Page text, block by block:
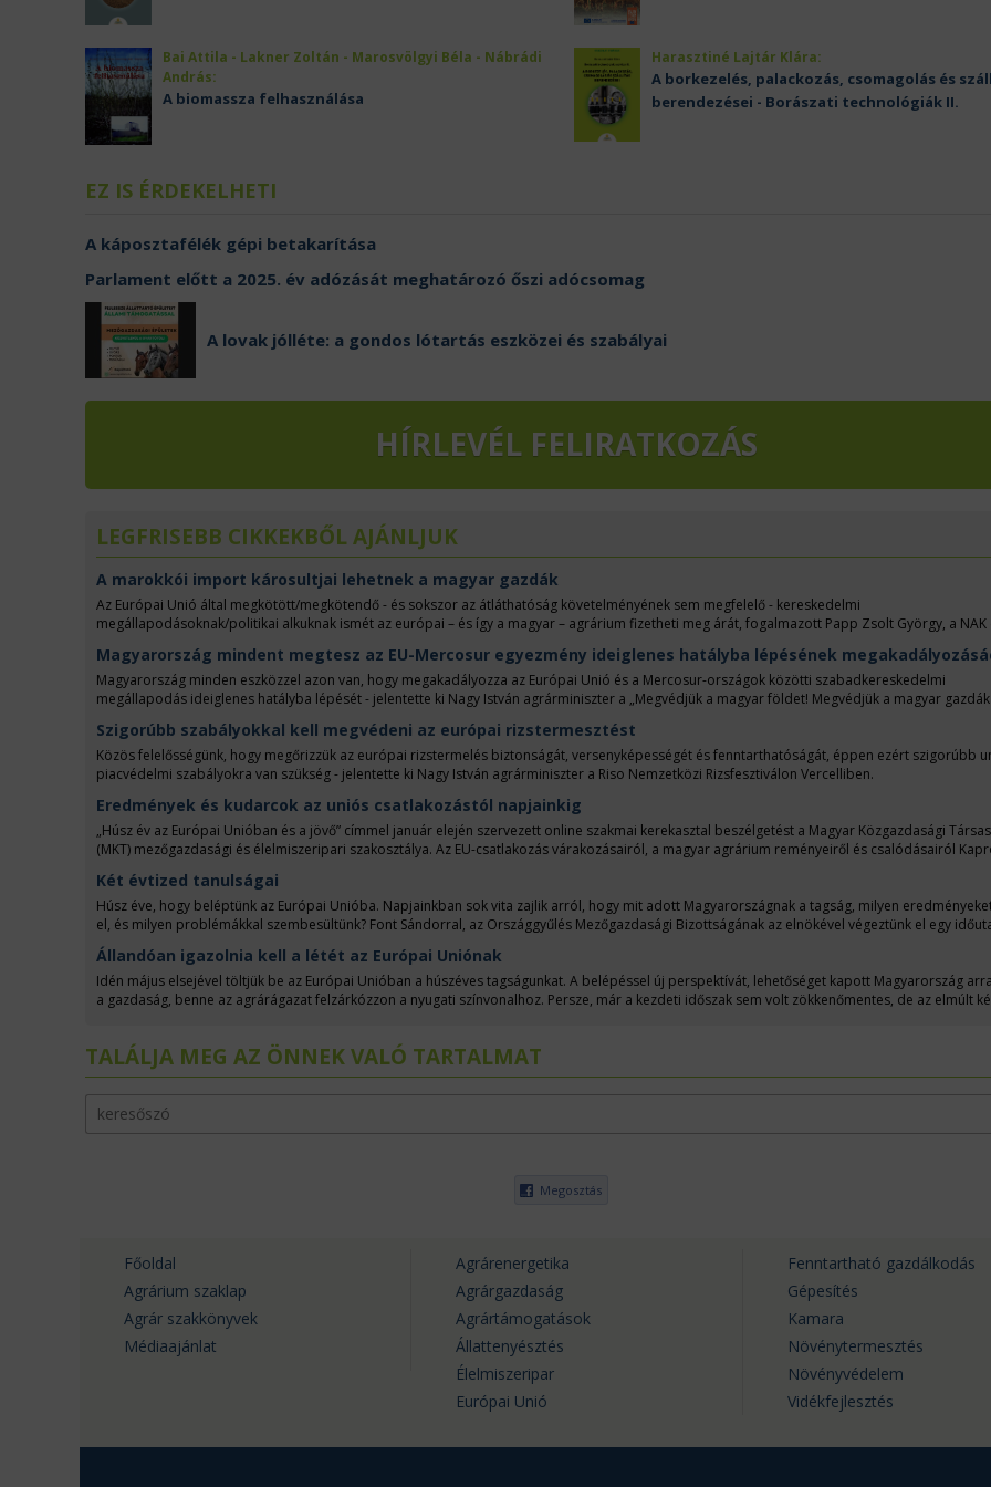
Bai Attila - Lakner Zoltán - Marosvölgyi Béla - Nábrádi
András:
A biomassza felhasználása
Harasztiné Lajtár Klára:
A borkezelés, palackozás, csomagolás és
berendezései - Borászati technológiák II.
EZ IS ÉRDEKELHETI
A káposztafélék gépi betakarítása
Parlament előtt a 2025. év adózását meghatározó őszi adócsomag
A lovak jólléte: a gondos lótartás eszközei és szabályai
HÍRLEVÉL FELIRATKOZÁS
LEGFRISEBB CIKKEKBŐL AJÁNLJUK
A marokkói import károsultjai lehetnek a magyar gazdák
Az Európai Unió által megkötött/megkötendő - és sokszor az átláthatóság követelményének sem megfelelő - kereskedelmi
megállapodásoknak/politikai alkuknak ismét az európai – és így a magyar – agrárium fizetheti meg árát, fogalmazott Papp Zsolt György, a NAK
bizonytalanság jellemzi az ágazatot. Az Európai Bizottság ugyanakkor ilyen körülmények ellenére is újabb, az európai mezőgazdaságot
érintő kereskedelmi alkuk sorát tervezi megkötni. A nemrég tető alá hozott és az uniós döntéshozatali folyamatokon áterőszakolt Mercosur-
egyezmény mellett formálódik az EU és Ausztrália, valamint az EU és Marokkó közötti megállapodás is. Mindkét egyezmény végrehajtása
Magyarország mindent megtesz az EU-Mercosur egyezmény ideiglenes hatályba lépésének
Magyarország minden eszközzel azon van, hogy megakadályozza az Európai Unió és a Mercosur-országok közötti szabadkereskedelmi
megállapodás ideiglenes hatályba lépését - jelentette ki Nagy István agrárminiszter a „Megvédjük a magyar földet! Megvédjük a magyar
Szigorúbb szabályokkal kell megvédeni az európai rizstermesztést
Közös felelősségünk, hogy megőrizzük az európai rizstermelés biztonságát, versenyképességét és fenntarthatóságát, éppen ezért szigorúbb
piacvédelmi szabályokra van szükség - jelentette ki Nagy István agrárminiszter a Riso Nemzetközi Rizsfesztiválon Vercelliben.
Eredmények és kudarcok az uniós csatlakozástól napjainkig
„Húsz év az Európai Unióban és a jövő” címmel január elején szervezett online szakmai kerekasztal beszélgetést a Magyar Közgazdasági
(MKT) mezőgazdasági és élelmiszeripari szakosztálya. Az EU-csatlakozás várakozásairól, a magyar agrárium reményeiről és csalódásairól
kérdeztük.
Két évtized tanulságai
Húsz éve, hogy beléptünk az Európai Unióba. Napjainkban sok vita zajlik arról, hogy mit adott Magyarországnak a tagság, milyen
el, és milyen problémákkal szembesültünk? Font Sándorral, az Országgyűlés Mezőgazdasági Bizottságának az elnökével végeztünk el egy
Állandóan igazolnia kell a létét az Európai Uniónak
Idén május elsejével töltjük be az Európai Unióban a húszéves tagságunkat. A belépéssel új perspektívát, lehetőséget kapott Magyarország
a gazdaság, benne az agrárágazat felzárkózzon a nyugati színvonalhoz. Persze, már a kezdeti időszak sem volt zökkenőmentes, de az elmúlt
központjában is képviselte Magyarországot. Vele beszélgettünk.
TALÁLJA MEG AZ ÖNNEK VALÓ TARTALMAT
Megosztás
Főoldal
Agrárium szaklap
Agrár szakkönyvek
Médiaajánlat
Agrárenergetika
Agrárgazdaság
Agrártámogatások
Állattenyésztés
Élelmiszeripar
Európai Unió
Fenntartható gazdálkodás
Gépesítés
Kamara
Növénytermesztés
Növényvédelem
Vidékfejlesztés